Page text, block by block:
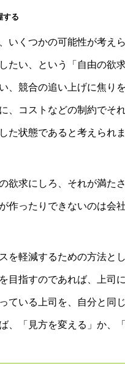
する
いくつかの可能性が考えら
たい、という 「自由の欲求
、競合の追い上げに焦り
、コストなどの制約でそ
た状態であると考えられま
欲求にしろ、それが満た
作ったりできないのは会
を軽減するための方法とし
目指すのであれば、上司
ている上司を、自分と同
、「見方を変える」か、